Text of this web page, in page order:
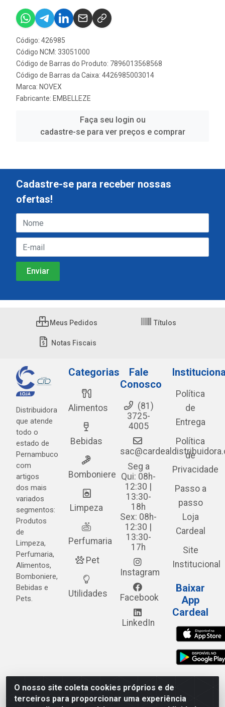
Código: 426985
Código NCM: 33051000
Código de Barras do Produto: 7896013568568
Código de Barras da Caixa: 4426985003014
Marca: NOVEX
Fabricante: EMBELLEZE
Faça seu login ou
cadastre-se para ver preços e comprar
O nosso site coleta cookies próprios e de
terceiros para proporcionar uma experiência
Cadastre-se para receber nossas
ofertas!
Meus Pedidos Títulos
Notas Fiscais
Distribuidora
que atende
todo o
estado de
Pernambuco
com
artigos
dos mais
variados
segmentos:
Produtos
de
Limpeza,
Perfumaria,
Alimentos,
Bomboniere,
Bebidas e
Pets.
Categorias
Alimentos
Bebidas
Bomboniere
Limpeza
Perfumaria
Pet
Utilidades
Fale
Conosco
(81)
3725-
4005
Seg a
Qui: 08h-
12:30 |
13:30-
18h
Sex: 08h-
12:30 |
13:30-
17h
Instagram
Facebook
LinkedIn
Política
de
Entrega
Política
de
Privacidade
Passo a
passo
Loja
Cardeal
Site
Institucional
Baixar
App
Cardeal
Cardeal Distribuidora - Estrada Alto do Moura, 582 - Alto
do Moura - Caruaru/PE - CEP 55.040-120 - CNPJ